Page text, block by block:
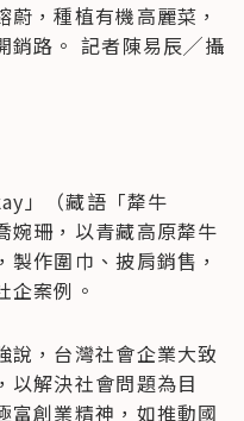
蔚，種植有機高麗菜，
銷路。 記者陳易辰╱攝
」（藏語「犛牛
婉珊，以青藏高原犛牛
作圍巾、披肩銷售，
企案例。
說，台灣社會企業大致
以解決社會問題為目
富創業精神，如推動國